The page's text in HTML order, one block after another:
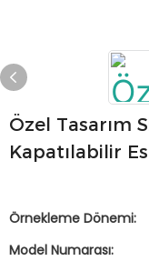
Özel Tasarım
Kapatılabilir
Örnekleme Dönemi:
Model Numarası: